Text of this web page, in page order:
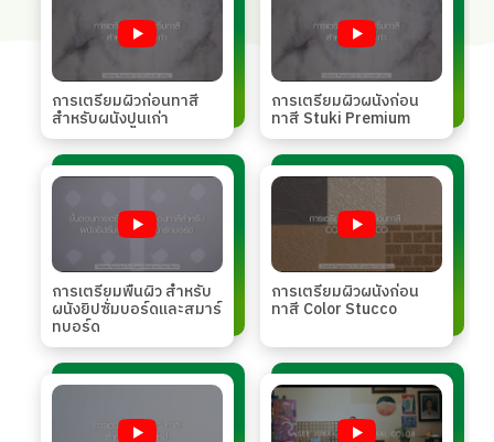
การเตรียมผิวก่อนทาสี
สำหรับผนังปูนเก่า
การเตรียมผิวผนังก่อน
ทาสี Stuki Premium
การเตรียมพื้นผิว สำหรับ
ผนังยิปซั่มบอร์ดและสมาร์
ทบอร์ด
การเตรียมผิวผนังก่อน
ทาสี Color Stucco